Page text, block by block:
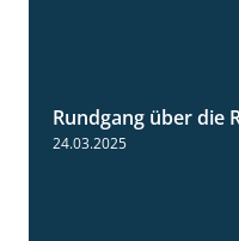
Rundgang über die